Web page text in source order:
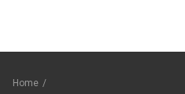
Home /